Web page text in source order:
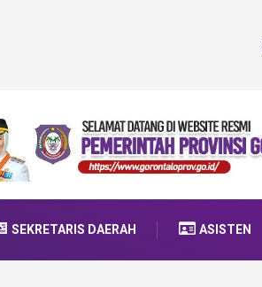
SEKRETARIS DAERAH ASISTEN